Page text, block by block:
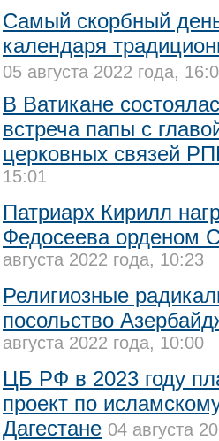
Самый скорбный
календаря
05 августа 2022 года,
В Ватикане
встреча папы с
церковных связей
15:01
Патриарх Кирилл
Федосеева орденом
августа 2022 года, 10:23
Религиозные
посольство
августа 2022 года, 10:00
ЦБ РФ в 2023 году
проект по
Дагестане 04 августа